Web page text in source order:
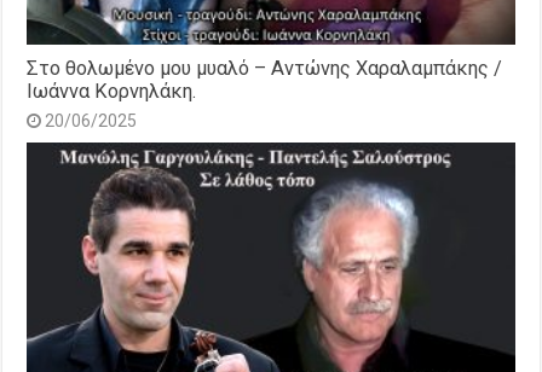
Στο θολωμένο μου μυαλό – Αντώνης Χαραλαμπάκης /
Ιωάννα Κορνηλάκη.
20/06/2025